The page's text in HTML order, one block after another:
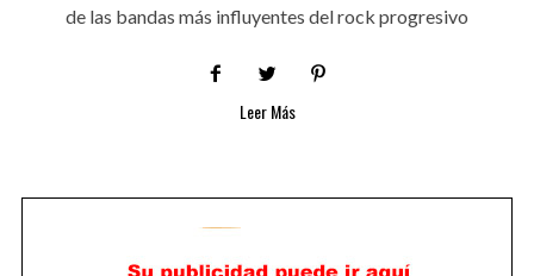
de las bandas más influyentes del rock progresivo
Leer Más